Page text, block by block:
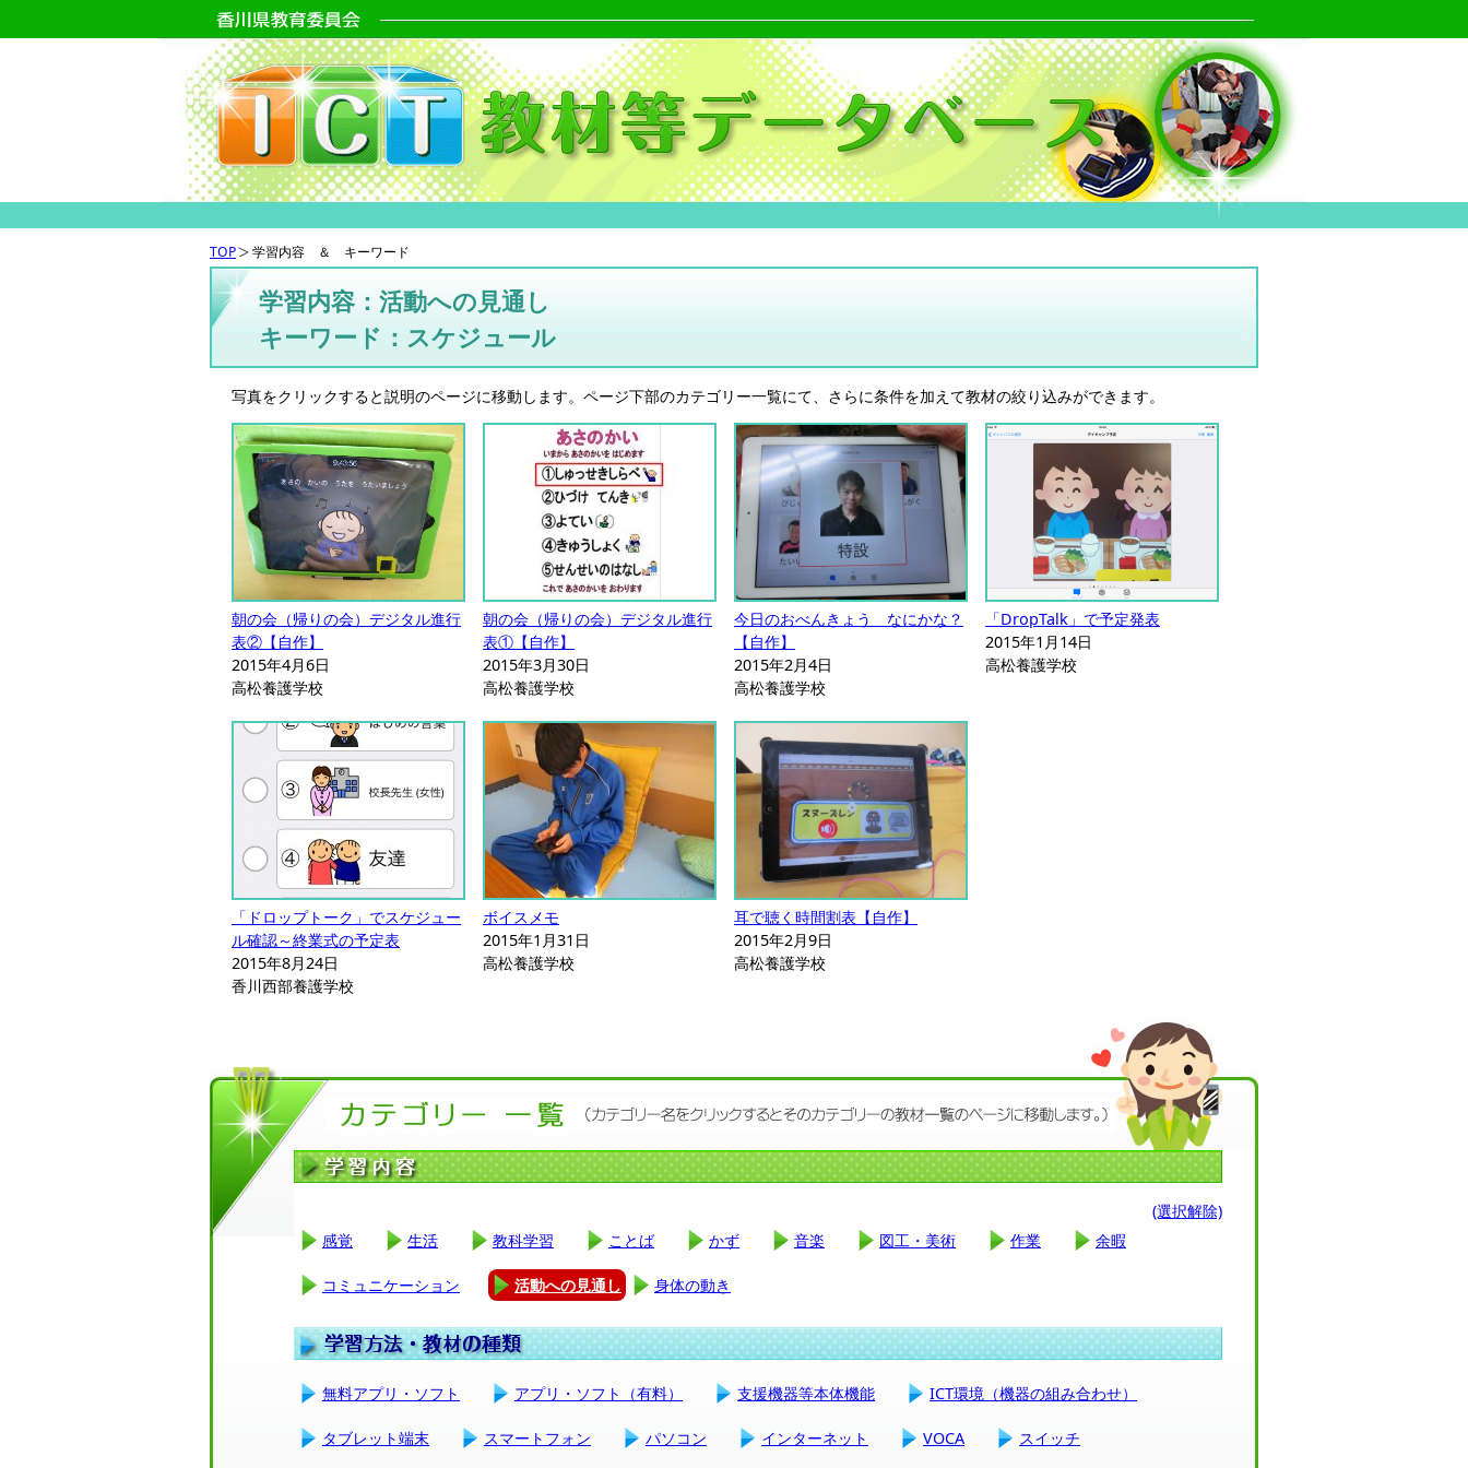
TOP 学習内容 ＆ キーワード
学習内容：活動への見通し
キーワード：スケジュール
写真をクリックすると説明のページに移動します。ページ下部のカテゴリー一覧にて、さらに条件を加えて教材の絞り込みができます。
朝の会（帰りの会）デジタル進行
表②【自作】
2015年4月6日
高松養護学校
朝の会（帰りの会）デジタル進行
表①【自作】
2015年3月30日
高松養護学校
今日のおべんきょう なにかな？
【自作】
2015年2月4日
高松養護学校
「DropTalk」で予定発表
2015年1月14日
高松養護学校
「ドロップトーク」でスケジュー
ル確認～終業式の予定表
2015年8月24日
香川西部養護学校
ボイスメモ
2015年1月31日
高松養護学校
耳で聴く時間割表【自作】
2015年2月9日
高松養護学校
(選択解除)
感覚
生活 教科学習 ことば かず 音楽 図工・美術 作業 余暇
コミュニケーション 活動への見通し 身体の動き
無料アプリ・ソフト アプリ・ソフト（有料） 支援機器等本体機能 ICT環境（機器の組み合わせ）
タブレット端末 スマートフォン パソコン インターネット VOCA スイッチ